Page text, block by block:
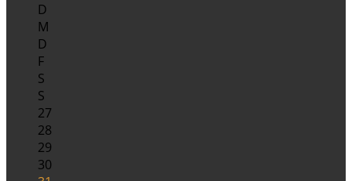
D
M
D
F
S
S
27
28
29
30